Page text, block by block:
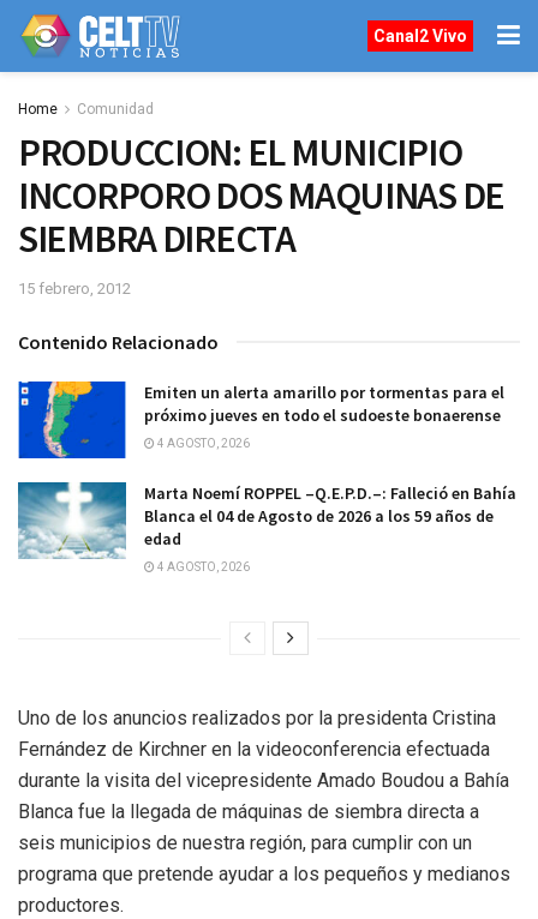
Canal2 Vivo
Home Comunidad
PRODUCCION: EL MUNICIPIO
INCORPORO DOS MAQUINAS DE
SIEMBRA DIRECTA
15 febrero, 2012
Contenido Relacionado
Emiten un alerta amarillo por tormentas para el
próximo jueves en todo el sudoeste bonaerense
4 AGOSTO, 2026
Marta Noemí ROPPEL –Q.E.P.D.–: Falleció en Bahía
Blanca el 04 de Agosto de 2026 a los 59 años de
edad
4 AGOSTO, 2026
Uno de los anuncios realizados por la presidenta Cristina
Fernández de Kirchner en la videoconferencia efectuada
durante la visita del vicepresidente Amado Boudou a Bahía
Blanca fue la llegada de máquinas de siembra directa a
seis municipios de nuestra región, para cumplir con un
programa que pretende ayudar a los pequeños y medianos
productores.